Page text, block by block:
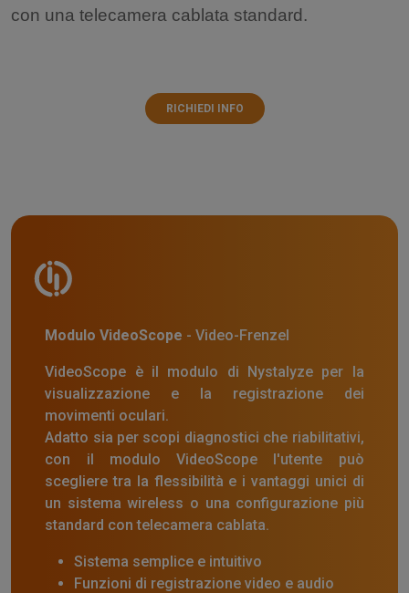
con una telecamera cablata standard.
RICHIEDI INFO
Modulo VideoScope - Video-Frenzel
VideoScope è il modulo di Nystalyze per la
visualizzazione e la registrazione dei
movimenti oculari.
Adatto sia per scopi diagnostici che riabilitativi,
con il modulo VideoScope l'utente può
scegliere tra la flessibilità e i vantaggi unici di
un sistema wireless o una configurazione più
standard con telecamera cablata.
Sistema semplice e intuitivo
Funzioni di registrazione video e audio